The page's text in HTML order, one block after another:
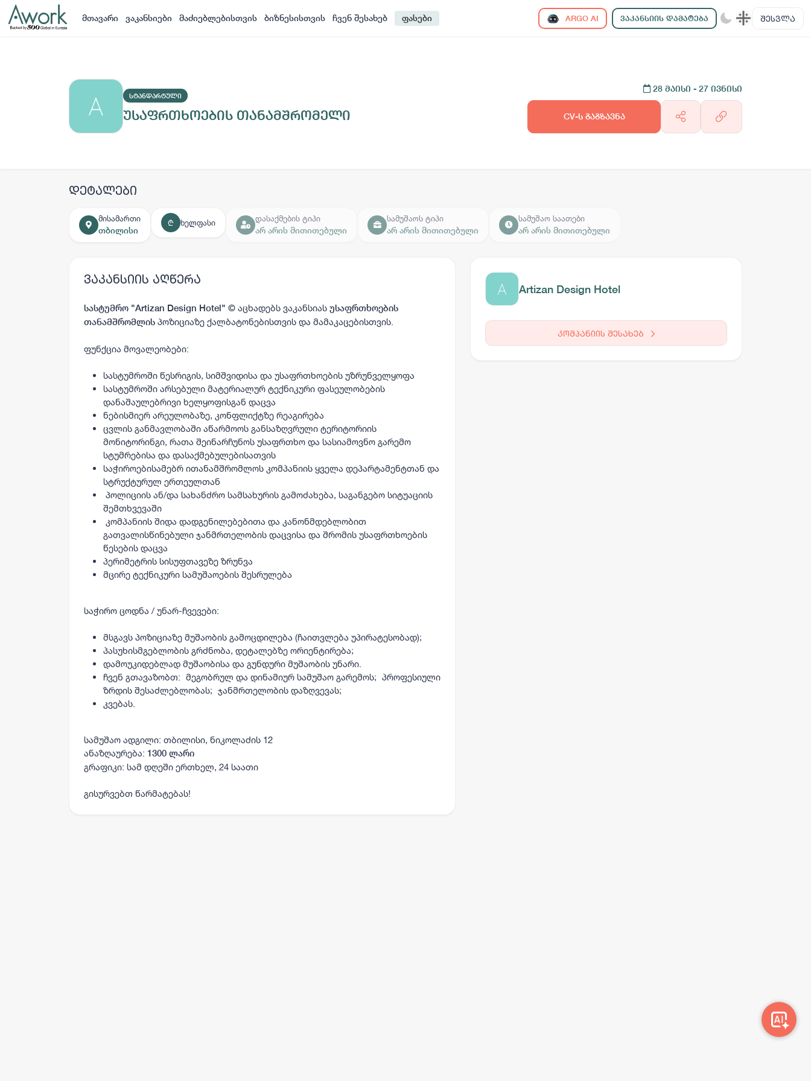
მთავარი ვაკანსიები მაძიებლებისთვის ბიზნესისთვის ჩვენ შესახებ ფასები ARGO AI ᲕᲐᲙᲐᲜᲡᲘᲘᲡ ᲓᲐᲛᲐᲢᲔᲑᲐ ᲨᲔᲡᲕᲚᲐ
ᲡᲢᲐᲜᲓᲐᲠᲢᲣᲚᲘ
უსაფრთხოების თანამშრომელი
28 მაისი - 27 ივნისი
CV-ს გაგზავნა
დეტალები
მისამართი
თბილისი
₾ ხელფასი
დასაქმების ტიპი
არ არის მითითებული
სამუშაოს ტიპი
არ არის მითითებული
სამუშაო საათები
არ არის მითითებული
ვაკანსიის აღწერა
სასტუმრო "Artizan Design Hotel" © აცხადებს ვაკანსიას უსაფრთხოების
თანამშრომლის პოზიციაზე ქალბატონებისთვის და მამაკაცებისთვის.
ფუნქცია მოვალეობები:
სასტუმროში წესრიგის, სიმშვიდისა და უსაფრთხოების უზრუნველყოფა
სასტუმროში არსებული მატერიალურ ტექნიკური ფასეულობების
დანაშაულებრივი ხელყოფისგან დაცვა
ნებისმიერ არეულობაზე, კონფლიქტზე რეაგირება
ცვლის განმავლობაში აწარმოოს განსაზღვრული ტერიტორიის
მონიტორინგი, რათა შეინარჩუნოს უსაფრთხო და სასიამოვნო გარემო
სტუმრებისა და დასაქმებულებისათვის
საჭიროებისამებრ ითანამშრომლოს კომპანიის ყველა დეპარტამენტთან და
სტრუქტურულ ერთეულთან
პოლიციის ან/და სახანძრო სამსახურის გამოძახება, საგანგებო სიტუაციის
შემთხვევაში
კომპანიის შიდა დადგენილებებითა და კანონმდებლობით
გათვალისწინებული ჯანმრთელობის დაცვისა და შრომის უსაფრთხოების
წესების დაცვა
პერიმეტრის სისუფთავეზე ზრუნვა
მცირე ტექნიკური სამუშაოების შესრულება
საჭირო ცოდნა / უნარ-ჩვევები:
მსგავს პოზიციაზე მუშაობის გამოცდილება (ჩაითვლება უპირატესობად);
პასუხისმგებლობის გრძნობა, დეტალებზე ორიენტირება;
დამოუკიდებლად მუშაობისა და გუნდური მუშაობის უნარი.
ჩვენ გთავაზობთ: მეგობრულ და დინამიურ სამუშაო გარემოს; პროფესიული
ზრდის შესაძლებლობას; ჯანმრთელობის დაზღვევას;
კვებას.
სამუშაო ადგილი: თბილისი, ნიკოლაძის 12
ანაზღაურება: 1300 ლარი
გრაფიკი: სამ დღეში ერთხელ, 24 საათი
გისურვებთ წარმატებას!
Artizan Design Hotel
კომპანიის შესახებ